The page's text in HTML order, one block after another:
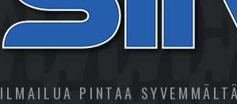
ILMAILUA PINTAA SYVEMMÄLTÄ